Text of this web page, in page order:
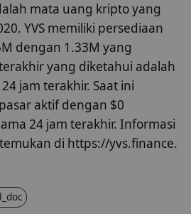
mata uang kripto yang
YVS memiliki persediaan
dengan 1.33M yang
yang diketahui adalah
jam terakhir. Saat ini
aktif dengan $0
24 jam terakhir. Informasi
di https://yvs.finance.